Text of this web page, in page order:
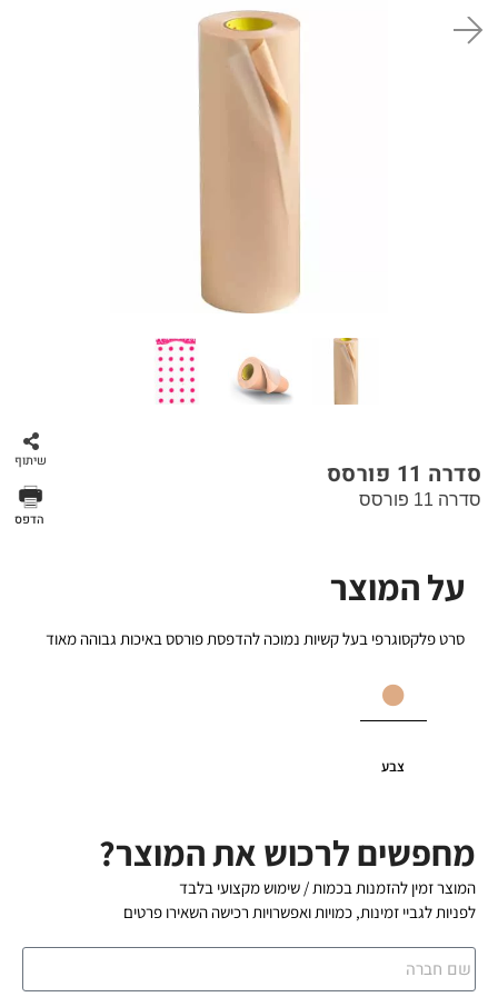
שיתוף סדרה 11 פורסס
הדפס
סדרה 11 פורסס
על המוצר
סרט פלקסוגרפי בעל קשיות נמוכה להדפסת פורסס באיכות גבוהה מאוד
צבע
מחפשים לרכוש את המוצר?
המוצר זמין להזמנות בכמות / שימוש מקצועי בלבד
לפניות לגביי זמינות, כמויות ואפשרויות רכישה השאירו פרטים
סל קניות